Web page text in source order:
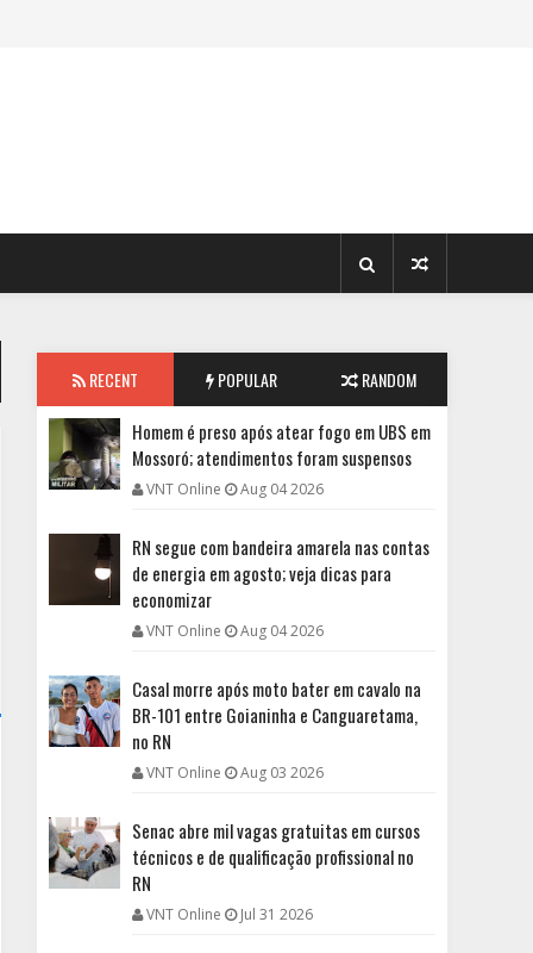
RECENT POPULAR RANDOM
Homem é preso após atear fogo em UBS em
Mossoró; atendimentos foram suspensos
VNT Online Aug 04 2026
RN segue com bandeira amarela nas contas
de energia em agosto; veja dicas para
economizar
VNT Online Aug 04 2026
Casal morre após moto bater em cavalo na
BR-101 entre Goianinha e Canguaretama,
no RN
VNT Online Aug 03 2026
Senac abre mil vagas gratuitas em cursos
técnicos e de qualificação profissional no
RN
VNT Online Jul 31 2026